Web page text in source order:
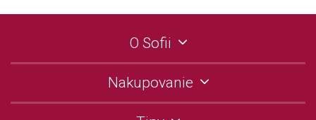
O Sofii
Nakupovanie